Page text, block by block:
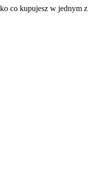
co kupujesz w jednym